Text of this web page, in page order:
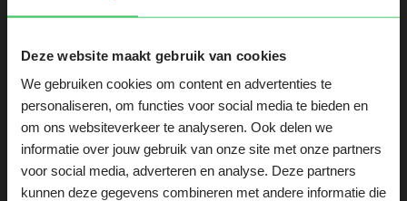
Deze website maakt gebruik van cookies
We gebruiken cookies om content en advertenties te
personaliseren, om functies voor social media te bieden en
om ons websiteverkeer te analyseren. Ook delen we
informatie over jouw gebruik van onze site met onze partners
voor social media, adverteren en analyse. Deze partners
kunnen deze gegevens combineren met andere informatie die